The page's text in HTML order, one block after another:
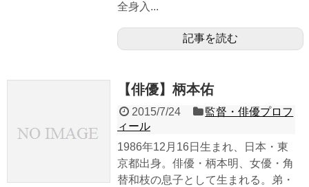
全身入...
記事を読む
【俳優】柄本佑
2015/7/24
監督・俳優プロフ
ィール
1986年12月16日生まれ、日本・東
京都出身。俳優・柄本明、女優・角
替和枝の息子として生まれる。弟・